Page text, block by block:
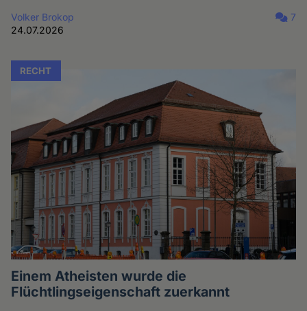
Volker Brokop
24.07.2026
7
RECHT
Einem Atheisten wurde die
Flüchtlingseigenschaft zuerkannt